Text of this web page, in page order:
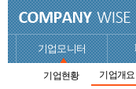
기업모니터
기업현황 기업개요